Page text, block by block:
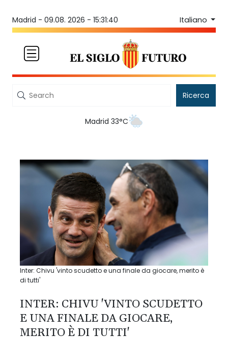
Madrid - 09.08. 2026 - 15:31:40 Italiano
Ricerca
Madrid 33°C
Inter: Chivu 'vinto scudetto e una finale da giocare, merito è
di tutti'
INTER: CHIVU 'VINTO SCUDETTO
E UNA FINALE DA GIOCARE,
MERITO È DI TUTTI'